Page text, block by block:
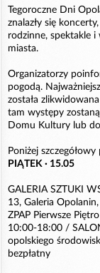
Tegoroczne Dni
znalazły się
rodzinne, spektakle
miasta.
Organizatorzy
pogodą.
została
tam występy
Domu Kultury lub
Poniżej
PIĄTEK · 15.05
GALERIA SZTUKI
13, Galeria
ZPAP Pierwsze
10:00-18:00 /
opolskiego
bezpłatny